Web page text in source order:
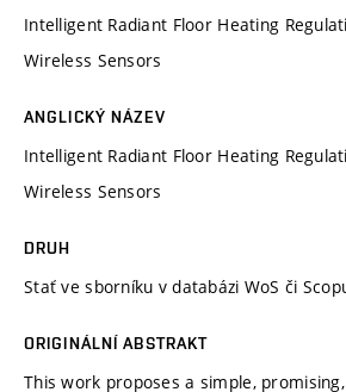
Intelligent Radiant Floor Heating
Wireless Sensors
ANGLICKÝ NÁZEV
Intelligent Radiant Floor Heating
Wireless Sensors
DRUH
Stať ve sborníku v databázi WoS či
ORIGINÁLNÍ ABSTRAKT
This work proposes a simple,